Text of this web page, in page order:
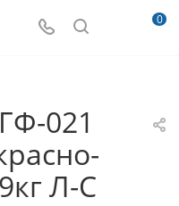
0
021
Л-С